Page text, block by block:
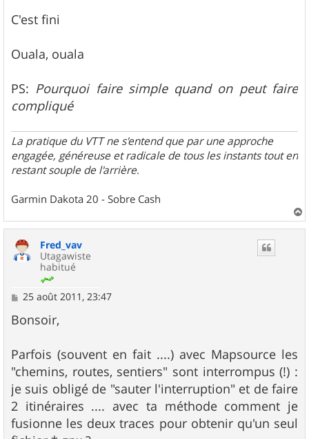
C'est fini
Ouala, ouala
PS: Pourquoi faire simple quand on peut faire
compliqué
La pratique du VTT ne s'entend que par une approche
engagée, généreuse et radicale de tous les instants tout en
restant souple de l'arrière.
Garmin Dakota 20 - Sobre Cash
a
Fred_vav
Utagawiste
habitué
M
s
s
g
e
25 août 2011, 23:47
Bonsoir,
Parfois (souvent en fait ....) avec Mapsource les
"chemins, routes, sentiers" sont interrompus (!) :
je suis obligé de "sauter l'interruption" et de faire
2 itinéraires .... avec ta méthode comment je
fusionne les deux traces pour obtenir qu'un seul